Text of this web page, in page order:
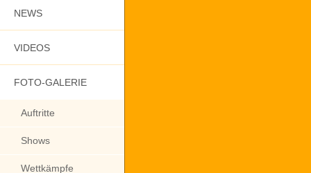
NEWS
VIDEOS
FOTO-GALERIE
Auftritte
Shows
Wettkämpfe